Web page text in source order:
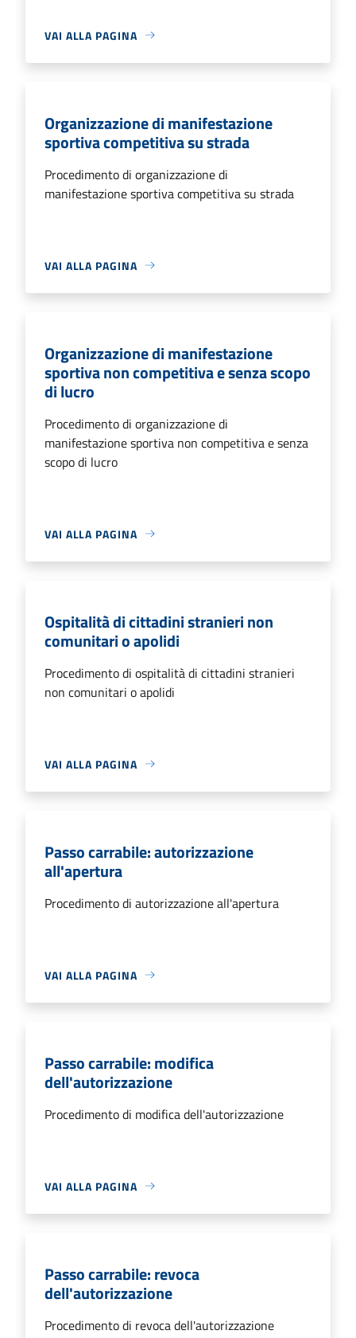
VAI ALLA PAGINA
Organizzazione di manifestazione
sportiva competitiva su strada
Procedimento di organizzazione di
manifestazione sportiva competitiva su strada
VAI ALLA PAGINA
Organizzazione di manifestazione
sportiva non competitiva e senza scopo
di lucro
Procedimento di organizzazione di
manifestazione sportiva non competitiva e senza
scopo di lucro
VAI ALLA PAGINA
Ospitalità di cittadini stranieri non
comunitari o apolidi
Procedimento di ospitalità di cittadini stranieri
non comunitari o apolidi
VAI ALLA PAGINA
Passo carrabile: autorizzazione
all'apertura
Procedimento di autorizzazione all'apertura
VAI ALLA PAGINA
Passo carrabile: modifica
dell'autorizzazione
Procedimento di modifica dell'autorizzazione
VAI ALLA PAGINA
Passo carrabile: revoca
dell'autorizzazione
Procedimento di revoca dell'autorizzazione